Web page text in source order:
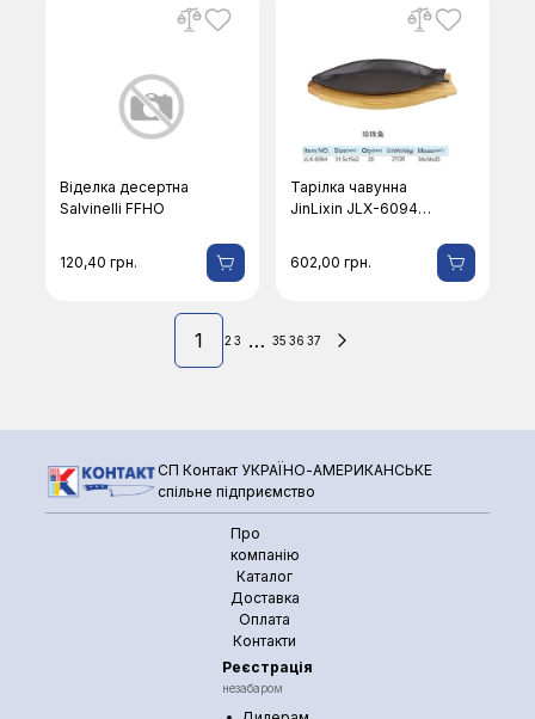
Віделка десертна
Salvinelli FFHO
120,40грн.
Тарілка чавунна
JinLixin JLX-6094-
602,00грн.
1 2 3 … 35 36 37
СП Контакт УКРАЇНО-АМЕРИКАНСЬКЕ
спільне підприємство
Про
компанію
Каталог
Доставка
Оплата
Контакти
Реєстрація
незабаром